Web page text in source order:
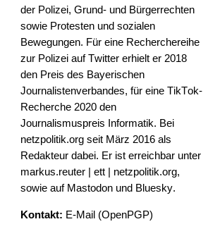
der Polizei, Grund- und Bürgerrechten
sowie Protesten und sozialen
Bewegungen. Für eine Recherchereihe
zur Polizei auf Twitter erhielt er 2018
den Preis des Bayerischen
Journalistenverbandes, für eine TikTok-
Recherche 2020 den
Journalismuspreis Informatik. Bei
netzpolitik.org seit März 2016 als
Redakteur dabei. Er ist erreichbar unter
markus.reuter | ett | netzpolitik.org,
sowie auf Mastodonund Bluesky.
Kontakt: E-Mail (OpenPGP)